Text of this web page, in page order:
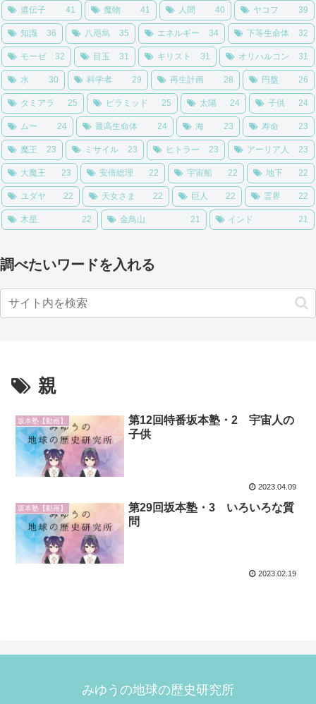
遺伝子 41 魔物 41 人間 40 ヤコフ 39
知識 36 八咫烏 35 エネルギー 34 下等生命体 32
モーゼ 32 目玉 31 キリスト 31 オリハルコン 31
水 30 科学者 29 再生計画 28 円盤 26
タミアラ 25 ピラミッド 25 太陽 24 子供 24
ムー 24 最高生命体 24 海 23 寿命 23
魔王 23 ミサイル 23 ヒトラー 23 アーリア人 23
大魔王 23 安倍総理 22 宇宙船 22 地下 22
ユダヤ 22 天女さま 22 巨人 22 霊界 22
木星 22 金鳥山 21 インド 21
調べたいワードを入れる
親
坂本塾【動画】
第12回特番坂本塾・2 宇宙人の
子供
2023.04.09
坂本塾【動画】
第29回坂本塾・3 いろいろな質
問
2023.02.19
みゆうの地球の歴史研究所